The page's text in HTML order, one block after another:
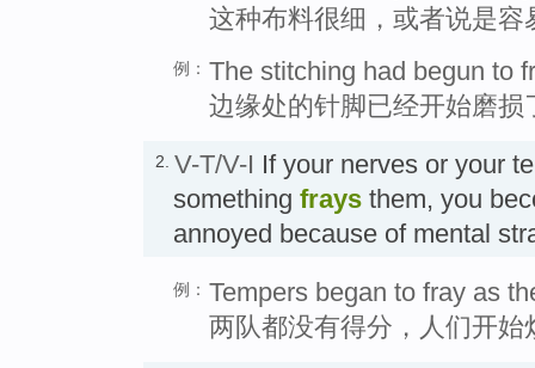
这种布料很细，或者说是容
例： The stitching had begun to
边缘处的针脚已经开始磨损
2. V-T/V-I If your nerves or your
something frays them, you
annoyed because of mental
例： Tempers began to fray as
两队都没有得分，人们开始